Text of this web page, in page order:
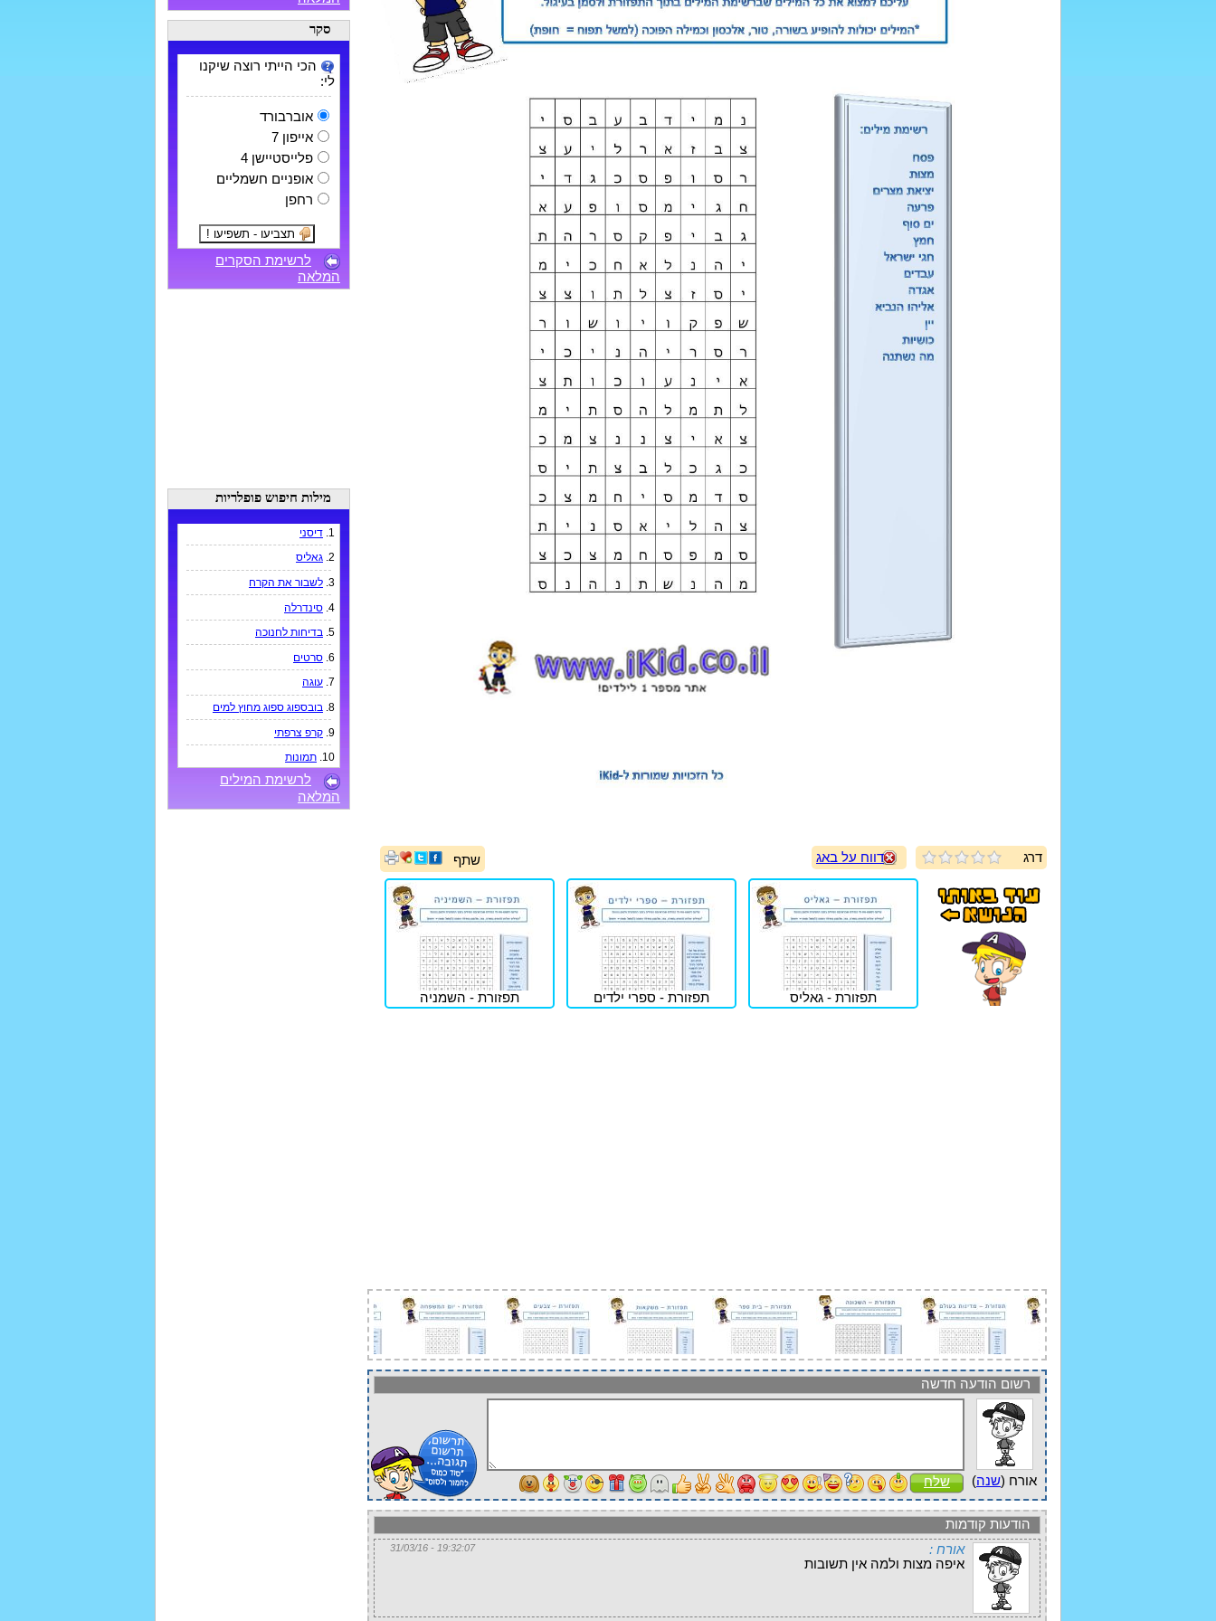
דרג דווח על באג שתף
תפזורת - גאליס תפזורת - ספרי ילדים תפזורת - השמניה
רשום הודעה חדשה
אורח (שנה) שלח
הודעות קודמות
אורח :
19:32:07 - 31/03/16
איפה מצות ולמה אין תשובות
סקר
הכי הייתי רוצה שיקנו
לי:
אוברבורד
אייפון 7
פלייסטיישן 4
אופניים חשמליים
רחפן
לרשימת הסקרים
המלאה
מילות חיפוש פופלריות
1. דיסני
2. גאליס
3. לשבור את הקרח
4. סינדרלה
5. בדיחות לחנוכה
6. סרטים
7. עוגה
8. בובספוג ספוג מחוץ למים
9. קרפ צרפתי
10. תמונות
לרשימת המילים
המלאה